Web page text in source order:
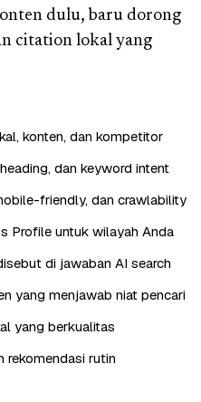
dulu, baru dorong
citation lokal yang
konten, dan kompetitor
dan keyword intent
friendly, dan crawlability
Profile untuk wilayah Anda
di jawaban AI search
yang menjawab niat pencari
yang berkualitas
rekomendasi rutin